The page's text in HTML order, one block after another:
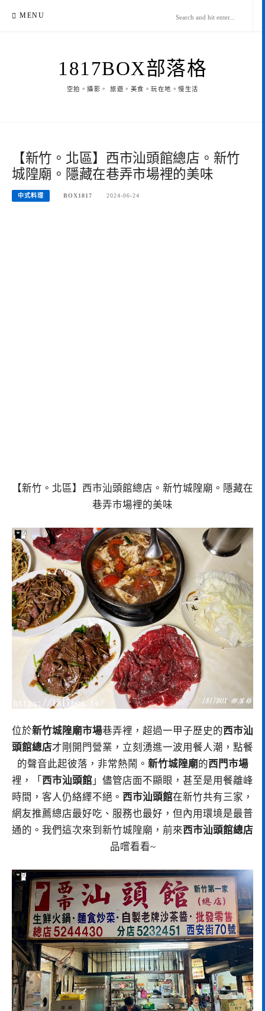
MENU
1817BOX部落格
空拍。攝影。 旅遊。美食。玩在地。慢生活
【新竹。北區】西市汕頭館總店。新竹
城隍廟。隱藏在巷弄市場裡的美味
中式料理 BOX1817 2024-06-24
【新竹。北區】西市汕頭館總店。新竹城隍廟。隱藏在
巷弄市場裡的美味
位於新竹城隍廟市場巷弄裡，超過一甲子歷史的西市汕
頭館總店才剛開門營業，立刻湧進一波用餐人潮，點餐
的聲音此起彼落，非常熱鬧。 新竹城隍廟的西門市場
裡，「 西市汕頭館 」儘管店面不顯眼，甚至是用餐離峰
時間，客人仍絡繹不絕。 西市汕頭館在新竹共有三家，
網友推薦總店最好吃、服務也最好，但內用環境是最普
通的。我們這次來到新竹城隍廟，前來西市汕頭館總店
品嚐看看~